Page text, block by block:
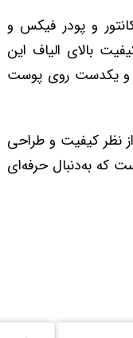
کانتور و پودر فیکس و
بالای الیاف این
و یکدست روی پوست
از نظر کیفیت و طراحی
که به‌دنبال حرفه‌ای